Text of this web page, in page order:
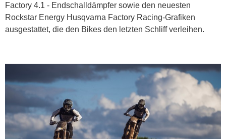
Factory 4.1 - Endschalldämpfer sowie den neuesten
Rockstar Energy Husqvarna Factory Racing-Grafiken
ausgestattet, die den Bikes den letzten Schliff verleihen.